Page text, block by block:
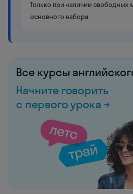
Только при наличии свободных
основного набора
Все курсы
Начните говорить
с первого урока →